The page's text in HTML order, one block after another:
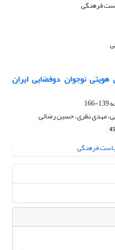
نوجوان دوفضایی ایران
139-166
مهدی نظری، حسین رضائی